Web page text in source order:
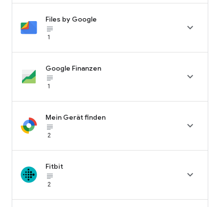
Files by Google
subject_black
1

Google Finanzen
subject_black
1

Mein Gerät finden
subject_black
2

Fitbit
subject_black
2
